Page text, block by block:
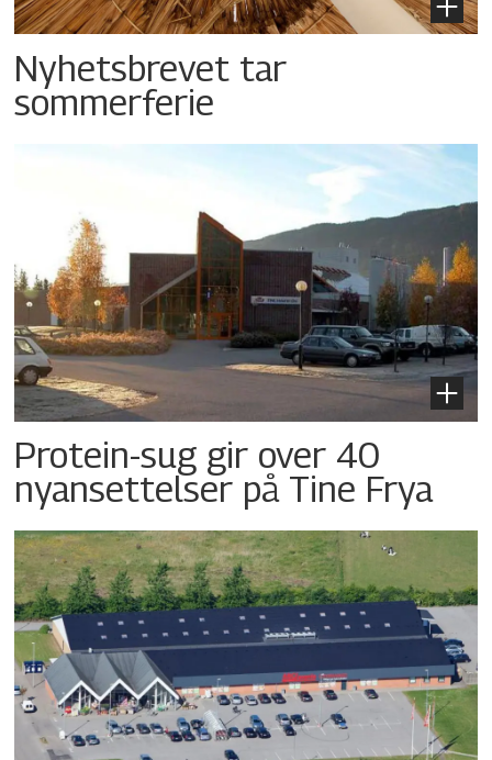
Nyhetsbrevet tar
sommerferie
Protein-sug gir over 40
nyansettelser på Tine Frya